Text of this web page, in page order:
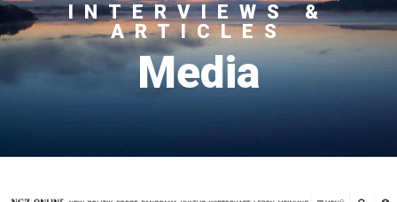
INTERVIEWS &
ARTICLES
Media